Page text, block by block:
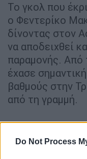
Do Not Process
Το γκολ που
ο Φεντερίκο
δίνοντας στον
να αποδειχθεί
παραμονής. Από
έχασε
βαθμούς στην
από τη γραμμή.
ΑΣΤΕΡΑΣ